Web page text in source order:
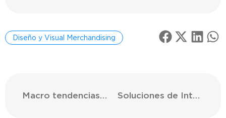
Diseño y Visual Merchandising
Macro tendencias en el diseño, la arquitectura y el branding retail Soluciones de Inteligencia Artificial: Cómo la IA está cambiando el sector retail